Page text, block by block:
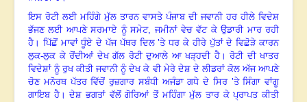
ਇਸ ਰੋਟੀ ਲਈ ਮਹਿੰਗੇ ਮੁੱਲ ਤਾਰਨ ਵਾਸਤੇ ਪੰਜਾਬ ਦੀ ਜਵਾਨੀ ਹਰ ਹੀਲੇ ਵਿਦੇਸ਼
ਭੱਜਣ ਲਈ ਆਪਣੇ ਸਰਮਾਏ ਨੂੰ ਸਮੇਟ, ਜਮੀਨਾਂ ਵੇਚ ਵੱਟ ਕੇ ਉਡਾਰੀ ਮਾਰ ਰਹੀ
ਹੈ। ਪਿੱਛੋਂ ਮਾਵਾਂ ਧੂੰਏ ਦੇ ਪੱਜ ਪੱਥਰ ਦਿਲ ’ਤੇ ਧਰ ਕੇ ਹੀਰੇ ਪੁੱਤਾਂ ਦੇ ਵਿਛੋੜੇ ਕਾਰਨ
ਲੁਕ-ਲੁਕ ਕੇ ਰੋਂਦੀਆਂ ਦੇਖ ਗੱਲ ਰੋਟੀ ਦੁਆਲੇ ਆ ਖੜ੍ਹਦੀ ਹੈ। ਰੋਟੀ ਦੀ ਖਾਤਰ
ਵਿਦੇਸ਼ਾਂ ਨੂੰ ਰੁਖ ਕੀਤੀ ਜਵਾਨੀ ਨੂੰ ਦੇਖ ਕੇ ਵੀ ਮੇਰੇ ਦੇਸ਼ ਦੇ ਲੀਡਰਾਂ ਕੋਲ ਅੱਜ ਆਪਣੇ
ਚੋਣ ਮਨੋਰਥ ਪੱਤਰ ਵਿੱਚੋਂ ਰੁਜ਼ਗਾਰ ਸਬੰਧੀ ਅਜੰਡਾ ਗਧੇ ਦੇ ਸਿਰ ’ਤੇ ਸਿੰਗਾ ਵਾਂਗੂ
ਗਾਇਬ ਹੈ।ਦੇਸ਼ ਭਗਤਾਂ ਵੱਲੋਂ ਗੋਰਿਆਂ ਤੋਂ ਮਹਿੰਗਾ ਮੁੱਲ ਤਾਰ ਕੇ ਪ੍ਰਾਪਤ ਕੀਤੀ